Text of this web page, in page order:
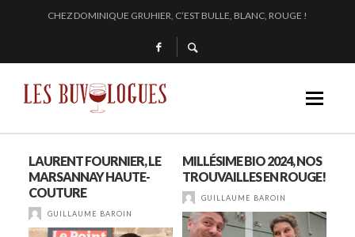
EN 2024, JULIE PITOISET DESSINE LE TRIANGLE DES MOULIN À VENT
L’INTERPROFESSION DES VINS DU BEAUJOLAIS : DU 210 AU 1761 !
SAMUEL BILLAUD FAIT BRILLER 2024
LAURENT FOURNIER, LE
MARSANNAY HAUTE-
COUTURE
GUILLAUME BAROIN
MILLÉSIME BIO 2024, NOS
TROUVAILLES EN ROUGE!
GUILLAUME BAROIN